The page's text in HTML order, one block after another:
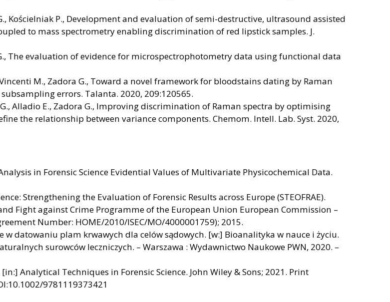
Kościelniak P., Development and evaluation of semi-destructive, ultrasound assisted
to mass spectrometry enabling discrimination of red lipstick samples. J.
The evaluation of evidence for microspectrophotometry data using functional data
M., Zadora G., Toward a novel framework for bloodstains dating by Raman
errors. Talanta. 2020, 209:120565.
Alladio E., Zadora G., Improving discrimination of Raman spectra by optimising
the relationship between variance components. Chemom. Intell. Lab. Syst. 2020,
in Forensic Science Evidential Values of Multivariate Physicochemical Data.
Strengthening the Evaluation of Forensic Results across Europe (STEOFRAE).
Fight against Crime Programme of the European Union European Commission –
Number: HOME/2010/ISEC/MO/4000001759); 2015.
datowaniu plam krwawych dla celów sądowych. [w:] Bioanalityka w nauce i życiu.
surowców leczniczych. – Warszawa : Wydawnictwo Naukowe PWN, 2020. –
Analytical Techniques in Forensic Science. John Wiley & Sons; 2021. Print
9781119373421